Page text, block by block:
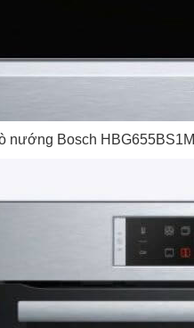
nướng Bosch HBG655BS1M